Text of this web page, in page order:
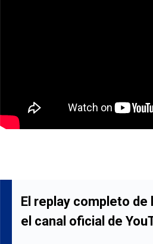
El replay completo de
el canal oficial de